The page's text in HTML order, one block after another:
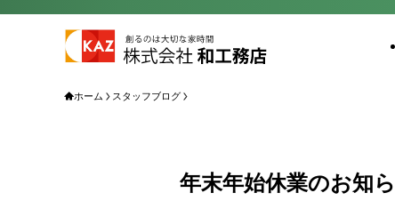
ホーム スタッフブログ
年末年始休業のお知